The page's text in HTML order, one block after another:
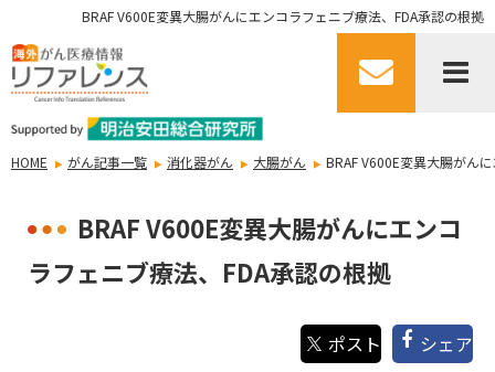
BRAF V600E変異大腸がんにエンコラフェニブ療法、FDA承認の根拠
HOME がん記事一覧 消化器がん 大腸がん BRAF V600E変異大腸がん
BRAF V600E変異大腸がんにエンコ
ラフェニブ療法、FDA承認の根拠
シェア